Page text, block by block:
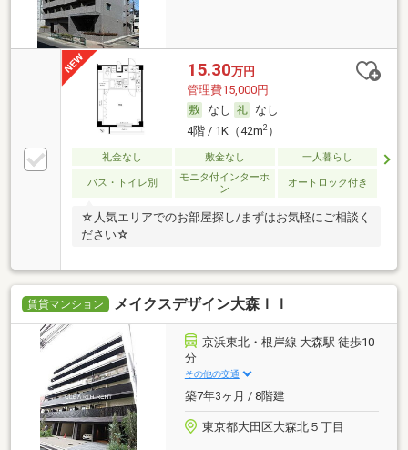
15.30万円
管理費15,000円
なし
なし
4階 / 1K（42m2）
礼金なし 敷金なし 一人暮らし
バス・トイレ別
モニタ付インターホ
ン
オートロック付き
☆人気エリアでのお部屋探し/まずはお気軽にご相談く
ださい☆
賃貸マンション メイクスデザイン大森ＩＩ
京浜東北・根岸線 大森駅 徒歩10
分
その他の交通
築7年3ヶ月 / 8階建
東京都大田区大森北５丁目